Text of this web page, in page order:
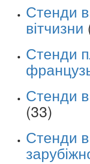
Стенди в
вітчизни
Стенди
Стенди в
(33)
Стенди в